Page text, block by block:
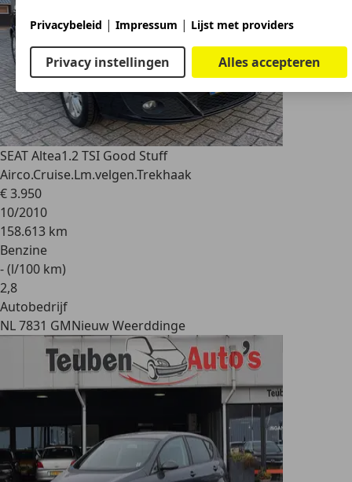
SEAT Altea1.2 TSI Good Stuff
Airco.Cruise.Lm.velgen.Trekhaak
€ 3.950
10/2010
158.613 km
Benzine
- (l/100 km)
2,8
Autobedrijf
NL 7831 GMNieuw Weerddinge
Privacybeleid | Impressum | Lijst met providers
Privacy instellingen Alles accepteren